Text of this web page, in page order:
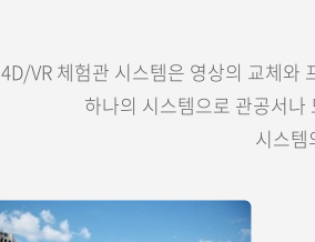
4D/VR 체험관 시스템은 영상의 교체와
하나의 시스템으로 관공서
시스템